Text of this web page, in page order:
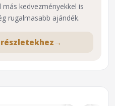
⌕
más kedvezményekkel is
rugalmasabb ajándék.
részletekhez→